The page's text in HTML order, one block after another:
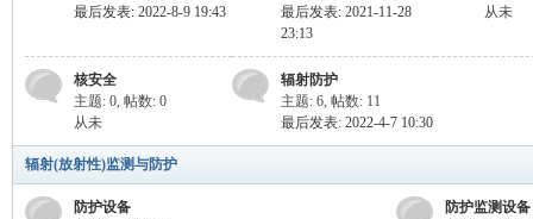
最后发表: 2022-8-9 19:43
最后发表: 2021-11-28
23:13
从未
核安全
主题: 0, 帖数: 0
从未
辐射防护
主题: 6, 帖数: 11
最后发表: 2022-4-7 10:30
辐射(放射性)监测与防护
防护设备
防护监测设备